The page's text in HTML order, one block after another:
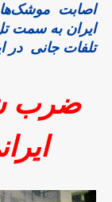
اصابت
ایران به سمت
تلفات جانی در
ضرب